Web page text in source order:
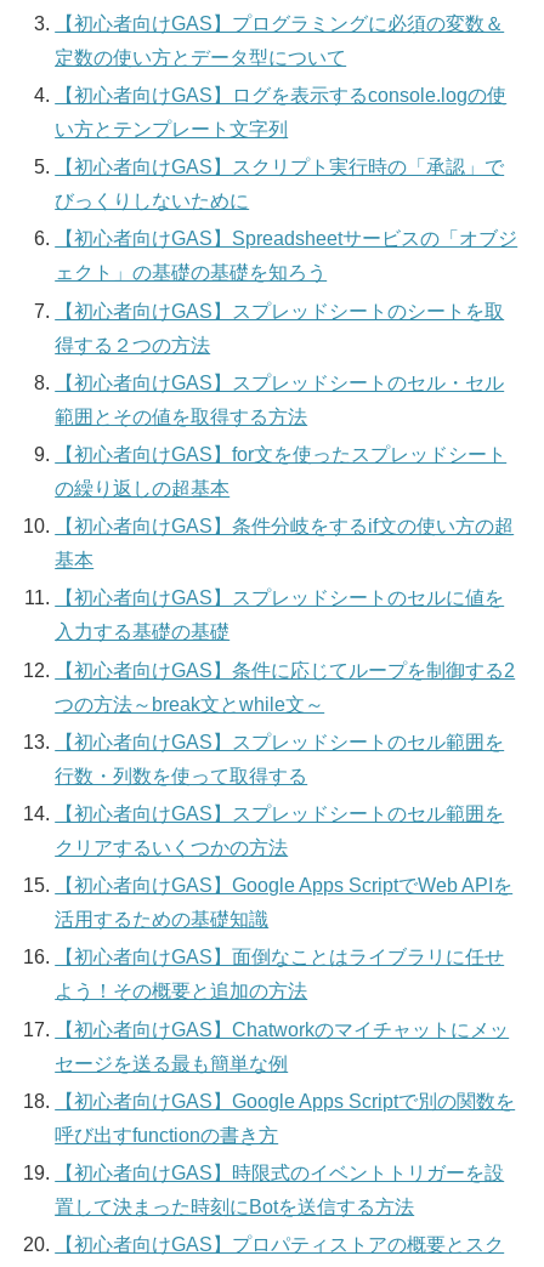
【初心者向けGAS】プログラミングに必須の変数＆
定数の使い方とデータ型について
【初心者向けGAS】ログを表示するconsole.logの使
い方とテンプレート文字列
【初心者向けGAS】スクリプト実行時の「承認」で
びっくりしないために
【初心者向けGAS】Spreadsheetサービスの「オブジ
ェクト」の基礎の基礎を知ろう
【初心者向けGAS】スプレッドシートのシートを取
得する２つの方法
【初心者向けGAS】スプレッドシートのセル・セル
範囲とその値を取得する方法
【初心者向けGAS】for文を使ったスプレッドシート
の繰り返しの超基本
【初心者向けGAS】条件分岐をするif文の使い方の超
基本
【初心者向けGAS】スプレッドシートのセルに値を
入力する基礎の基礎
【初心者向けGAS】条件に応じてループを制御する2
つの方法～break文とwhile文～
【初心者向けGAS】スプレッドシートのセル範囲を
行数・列数を使って取得する
【初心者向けGAS】スプレッドシートのセル範囲を
クリアするいくつかの方法
【初心者向けGAS】Google Apps ScriptでWeb APIを
活用するための基礎知識
【初心者向けGAS】面倒なことはライブラリに任せ
よう！その概要と追加の方法
【初心者向けGAS】Chatworkのマイチャットにメッ
セージを送る最も簡単な例
【初心者向けGAS】Google Apps Scriptで別の関数を
呼び出すfunctionの書き方
【初心者向けGAS】時限式のイベントトリガーを設
置して決まった時刻にBotを送信する方法
【初心者向けGAS】プロパティストアの概要とスク